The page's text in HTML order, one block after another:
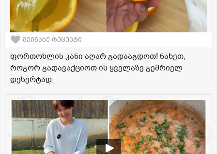
შეინახე რეცეპტი
ფორთოხლის კანი აღარ გადააგდოთ! ნახეთ,
როგორ გადავაქციოთ ის ყველაზე გემრიელ
დესერტად